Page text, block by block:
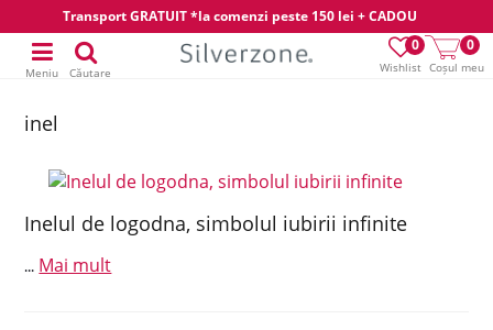
Transport GRATUIT *la comenzi peste 150 lei + CADOU
Wishlist
0
Coșul meu
0
Meniu Căutare
inel
Inelul de logodna, simbolul iubirii infinite
... Mai mult